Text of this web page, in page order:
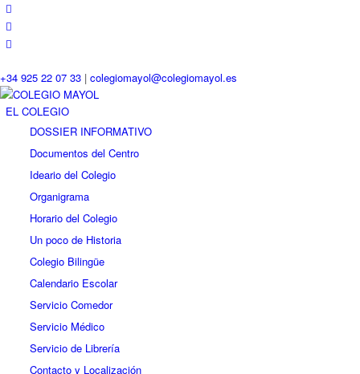
+34 925 22 07 33 | colegiomayol@colegiomayol.es
EL COLEGIO
DOSSIER INFORMATIVO
Documentos del Centro
Ideario del Colegio
Organigrama
Horario del Colegio
Un poco de Historia
Colegio Bilingüe
Calendario Escolar
Servicio Comedor
Servicio Médico
Servicio de Librería
Contacto y Localización